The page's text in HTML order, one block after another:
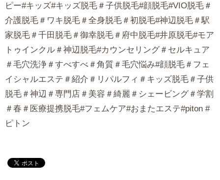
ピー#キッズ#キッズ脱毛＃子供脱毛#顔脱毛#VIO脱毛＃
介護脱毛＃ワキ脱毛＃全身脱毛＃初脱毛#神辺脱毛＃駅
家脱毛＃千田脱毛＃御幸脱毛＃府中脱毛#井原脱毛#モア
トゥインクル＃神辺脱毛#カウンセリング＃セルキュア
＃毛穴洗浄＃すべすべ＃角質＃毛穴悩み#顔脱毛＃フェ
イシャルエステ＃紹介＃リパルフィ＃キッズ脱毛＃子供
脱毛＃神辺＃専門店＃美容＃綺麗＃シェービング＃学割
＃春＃医療提携脱毛#フェムケア#おまたエステ#piton #
ピトン